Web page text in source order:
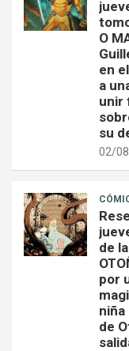
O
en
a
unir
su
02/
de
por
niña
de